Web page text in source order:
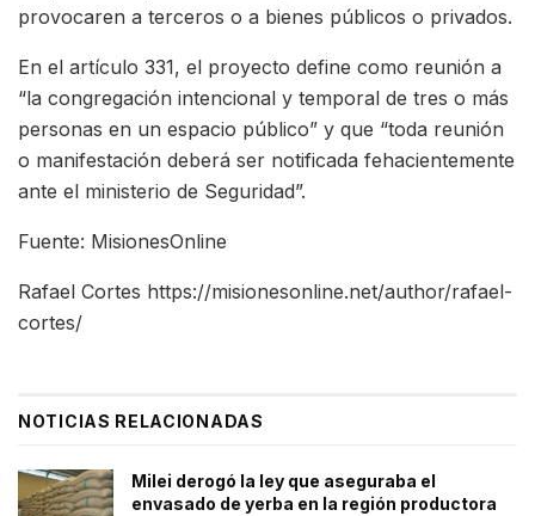
provocaren a terceros o a bienes públicos o privados.
En el artículo 331, el proyecto define como reunión a
“la congregación intencional y temporal de tres o más
personas en un espacio público” y que “toda reunión
o manifestación deberá ser notificada fehacientemente
ante el ministerio de Seguridad”.
Fuente: MisionesOnline
Rafael Cortes https://misionesonline.net/author/rafael-
cortes/
NOTICIAS RELACIONADAS
Milei derogó la ley que aseguraba el
envasado de yerba en la región productora